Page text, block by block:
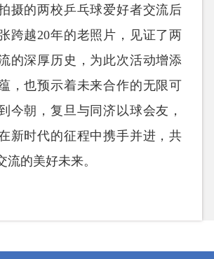
摄的两校乒乓球爱好者交流后
跨越20年的老照片，见证了两
的深厚历史，为此次活动增添
，也预示着未来合作的无限可
今朝，复旦与同济以球会友，
新时代的征程中携手并进，共
流的美好未来。